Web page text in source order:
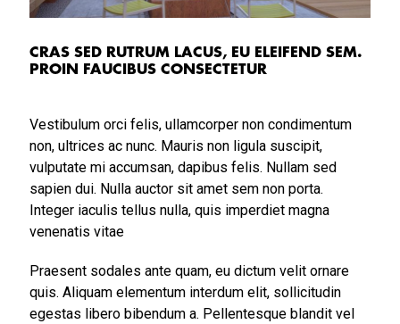
CRAS SED RUTRUM LACUS, EU ELEIFEND SEM.
PROIN FAUCIBUS CONSECTETUR
Vestibulum orci felis, ullamcorper non condimentum
non, ultrices ac nunc. Mauris non ligula suscipit,
vulputate mi accumsan, dapibus felis. Nullam sed
sapien dui. Nulla auctor sit amet sem non porta.
Integer iaculis tellus nulla, quis imperdiet magna
venenatis vitae
Praesent sodales ante quam, eu dictum velit ornare
quis. Aliquam elementum interdum elit, sollicitudin
egestas libero bibendum a. Pellentesque blandit vel